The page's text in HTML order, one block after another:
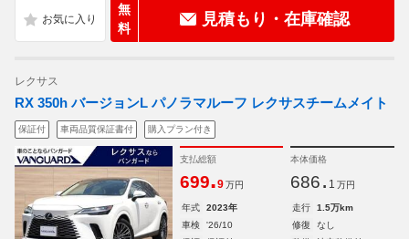
無
料
見積もり・在庫確認
レクサス
RX 350h バージョンL パノラマルーフ レクサスチームメイト
保証付 車両品質保証書付 購入プラン付き
支払総額
699.9 万円
本体価格
686. 1 万円
年式 2023年 走行
1.5万km
車検
'26/10 修復
なし